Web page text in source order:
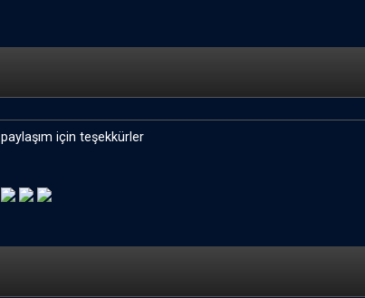
paylaşım için teşekkürler